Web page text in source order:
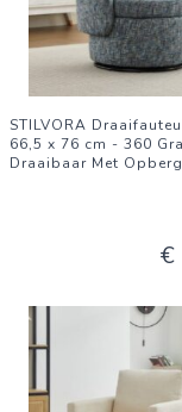
STILVORA
66,5 x 76 cm - 360
Draaibaar Met
€